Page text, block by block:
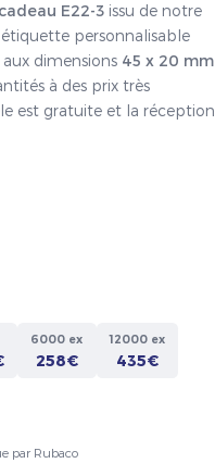
E22-3 issu de notre
étiquette personnalisable
dimensions 45 x 20 mm
à des prix très
est gratuite et la réception
6000 ex
258€
12000 ex
435€
par Rubaco